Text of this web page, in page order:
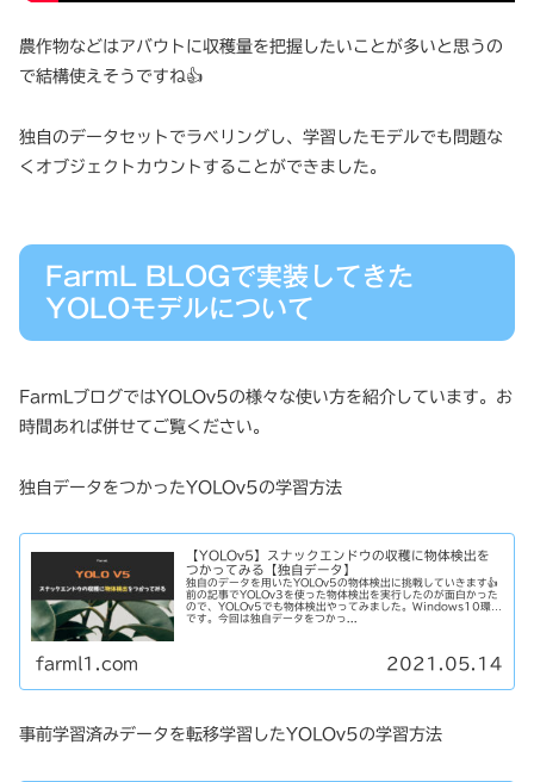
農作物などはアバウトに収穫量を把握したいことが多いと思うの
で結構使えそうですね👍
独自のデータセットでラベリングし、学習したモデルでも問題な
くオブジェクトカウントすることができました。
FarmL BLOGで実装してきた
YOLOモデルについて
FarmLブログではYOLOv5の様々な使い方を紹介しています。お
時間あれば併せてご覧ください。
独自データをつかったYOLOv5の学習方法
【YOLOv5】スナックエンドウの収穫に物体検出を
つかってみる【独自データ】
独自のデータを用いたYOLOv5の物体検出に挑戦していきます👍
前の記事でYOLOv3を使った物体検出を実行したのが面白かった
ので、YOLOv5でも物体検出やってみました。Windows10環境
です。今回は独自データをつかっ...
farml1.com 2021.05.14
事前学習済みデータを転移学習したYOLOv5の学習方法